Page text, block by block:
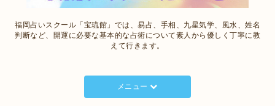
福岡占いスクール「宝琉館」では、易占、手相、九星気学、風水、姓名
判断など、開運に必要な基本的な占術について素人から優しく丁寧に教
えて行きます。
メニュー